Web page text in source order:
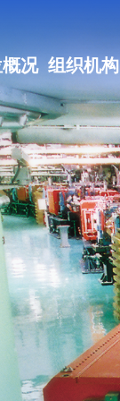
况 组织机构